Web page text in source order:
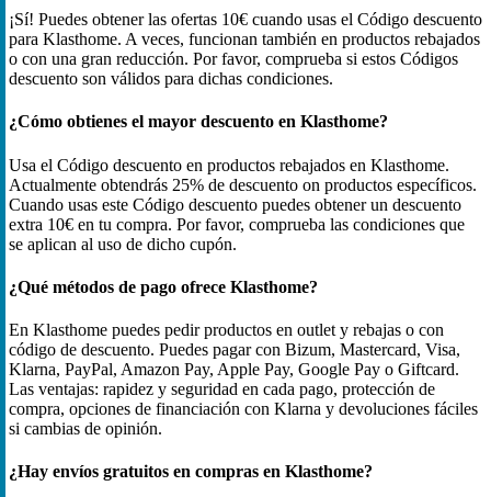
¡Sí! Puedes obtener las ofertas 10€ cuando usas el Código descuento
para Klasthome. A veces, funcionan también en productos rebajados
o con una gran reducción. Por favor, comprueba si estos Códigos
descuento son válidos para dichas condiciones.
¿Cómo obtienes el mayor descuento en Klasthome?
Usa el Código descuento en productos rebajados en Klasthome.
Actualmente obtendrás 25% de descuento on productos específicos.
Cuando usas este Código descuento puedes obtener un descuento
extra 10€ en tu compra. Por favor, comprueba las condiciones que
se aplican al uso de dicho cupón.
¿Qué métodos de pago ofrece Klasthome?
En Klasthome puedes pedir productos en outlet y rebajas o con
código de descuento. Puedes pagar con Bizum, Mastercard, Visa,
Klarna, PayPal, Amazon Pay, Apple Pay, Google Pay o Giftcard.
Las ventajas: rapidez y seguridad en cada pago, protección de
compra, opciones de financiación con Klarna y devoluciones fáciles
si cambias de opinión.
¿Hay envíos gratuitos en compras en Klasthome?